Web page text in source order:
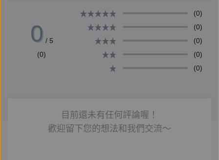
作者在大地上來回逡巡，企圖證明蒼茫的溼地其實蘊含
（Katratripulr）部落所蘊藏的原住民族歷史及智慧。當
卜靈奧（女祭司）的夢境牽繫起部落傳統與當代社會網
0 / 5
(0)
(0)
(0)
(0)
(0)
(0)
目前還未有任何評論喔！
歡迎留下您的想法和我們交流～